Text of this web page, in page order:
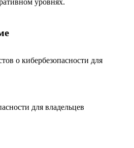
уровнях.
о кибербезопасности для
для владельцев